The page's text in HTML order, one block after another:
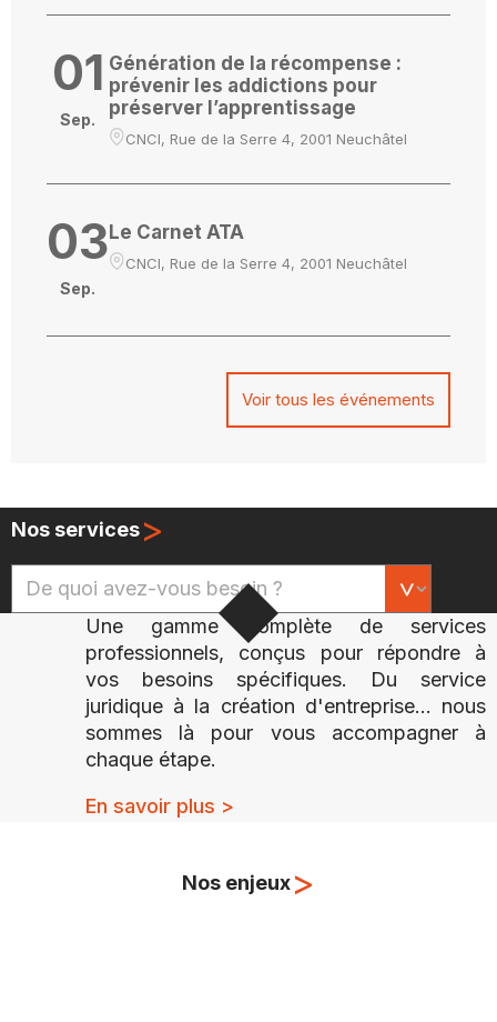
01
Sep.
Génération de la récompense :
prévenir les addictions pour
préserver l’apprentissage
CNCI, Rue de la Serre 4, 2001 Neuchâtel
03
Sep.
Le Carnet ATA
CNCI, Rue de la Serre 4, 2001 Neuchâtel
Voir tous les événements
Nos services>
Une gamme complète de services
professionnels, conçus pour répondre à
vos besoins spécifiques. Du service
juridique à la création d'entreprise... nous
sommes là pour vous accompagner à
chaque étape.
En savoir plus >
Nos enjeux>